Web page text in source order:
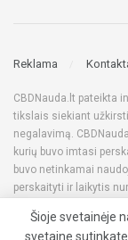
Reklama
CBDNauda.lt pateikta
tikslais siekiant
negalavimą.
kurių buvo imtasi
buvo netinkamai
perskaityti ir laikytis
svetainėje, visada
Šioje svetainėje
svetaine